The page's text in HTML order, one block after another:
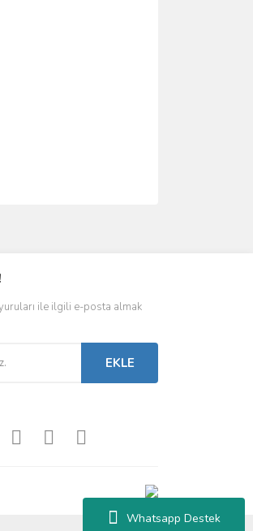
Whatsapp Destek
ile ilgili e-posta almak
EKLE